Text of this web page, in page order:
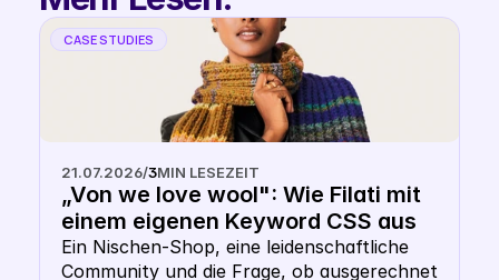
CASE STUDIES
21.07.2026/3MIN LESEZEIT
„Von we love wool": Wie Filati mit
einem eigenen Keyword CSS aus
dem Shopping- Karussell
heraussticht
Ein Nischen-Shop, eine leidenschaftliche
Community und die Frage, ob ausgerechnet